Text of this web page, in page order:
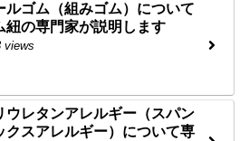
ルゴム（組みゴム）について
紐の専門家が説明します
views
ウレタンアレルギー（スパン
クスアレルギー）について専